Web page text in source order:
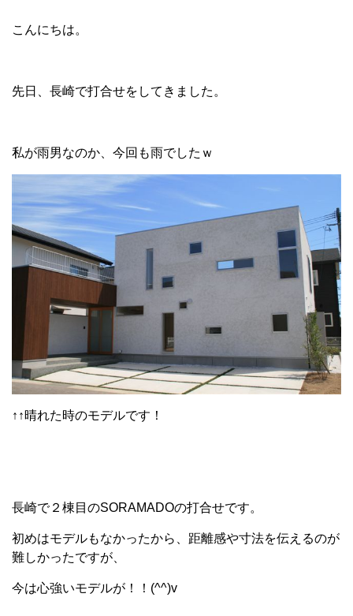
こんにちは。
先日、長崎で打合せをしてきました。
私が雨男なのか、今回も雨でしたｗ
↑↑晴れた時のモデルです！
長崎で２棟目のSORAMADOの打合せです。
初めはモデルもなかったから、距離感や寸法を伝えるのが
難しかったですが、
今は心強いモデルが！！(^^)v